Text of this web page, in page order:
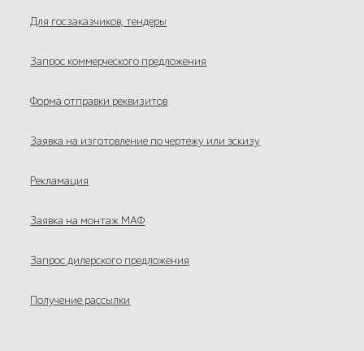
Для госзаказчиков, тендеры
Запрос коммерческого предложения
Форма отправки реквизитов
Заявка на изготовление по чертежу или эскизу
Рекламация
Заявка на монтаж МАФ
Запрос дилерского предложения
Получение рассылки